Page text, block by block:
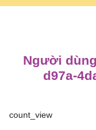
Người
d97a-
count_view